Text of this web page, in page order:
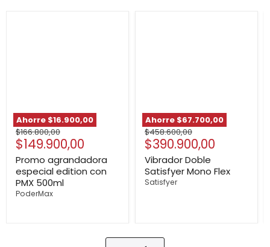
Ahorre $16.900,00
Precio
original
$166.800,00
Precio
actual
$149.900,00
Promo agrandadora
especial edition con
PMX 500ml
PoderMax
Ahorre $67.700,00
Precio
original
$458.600,00
Precio
actual
$390.900,00
Vibrador Doble
Satisfyer Mono Flex
Satisfyer